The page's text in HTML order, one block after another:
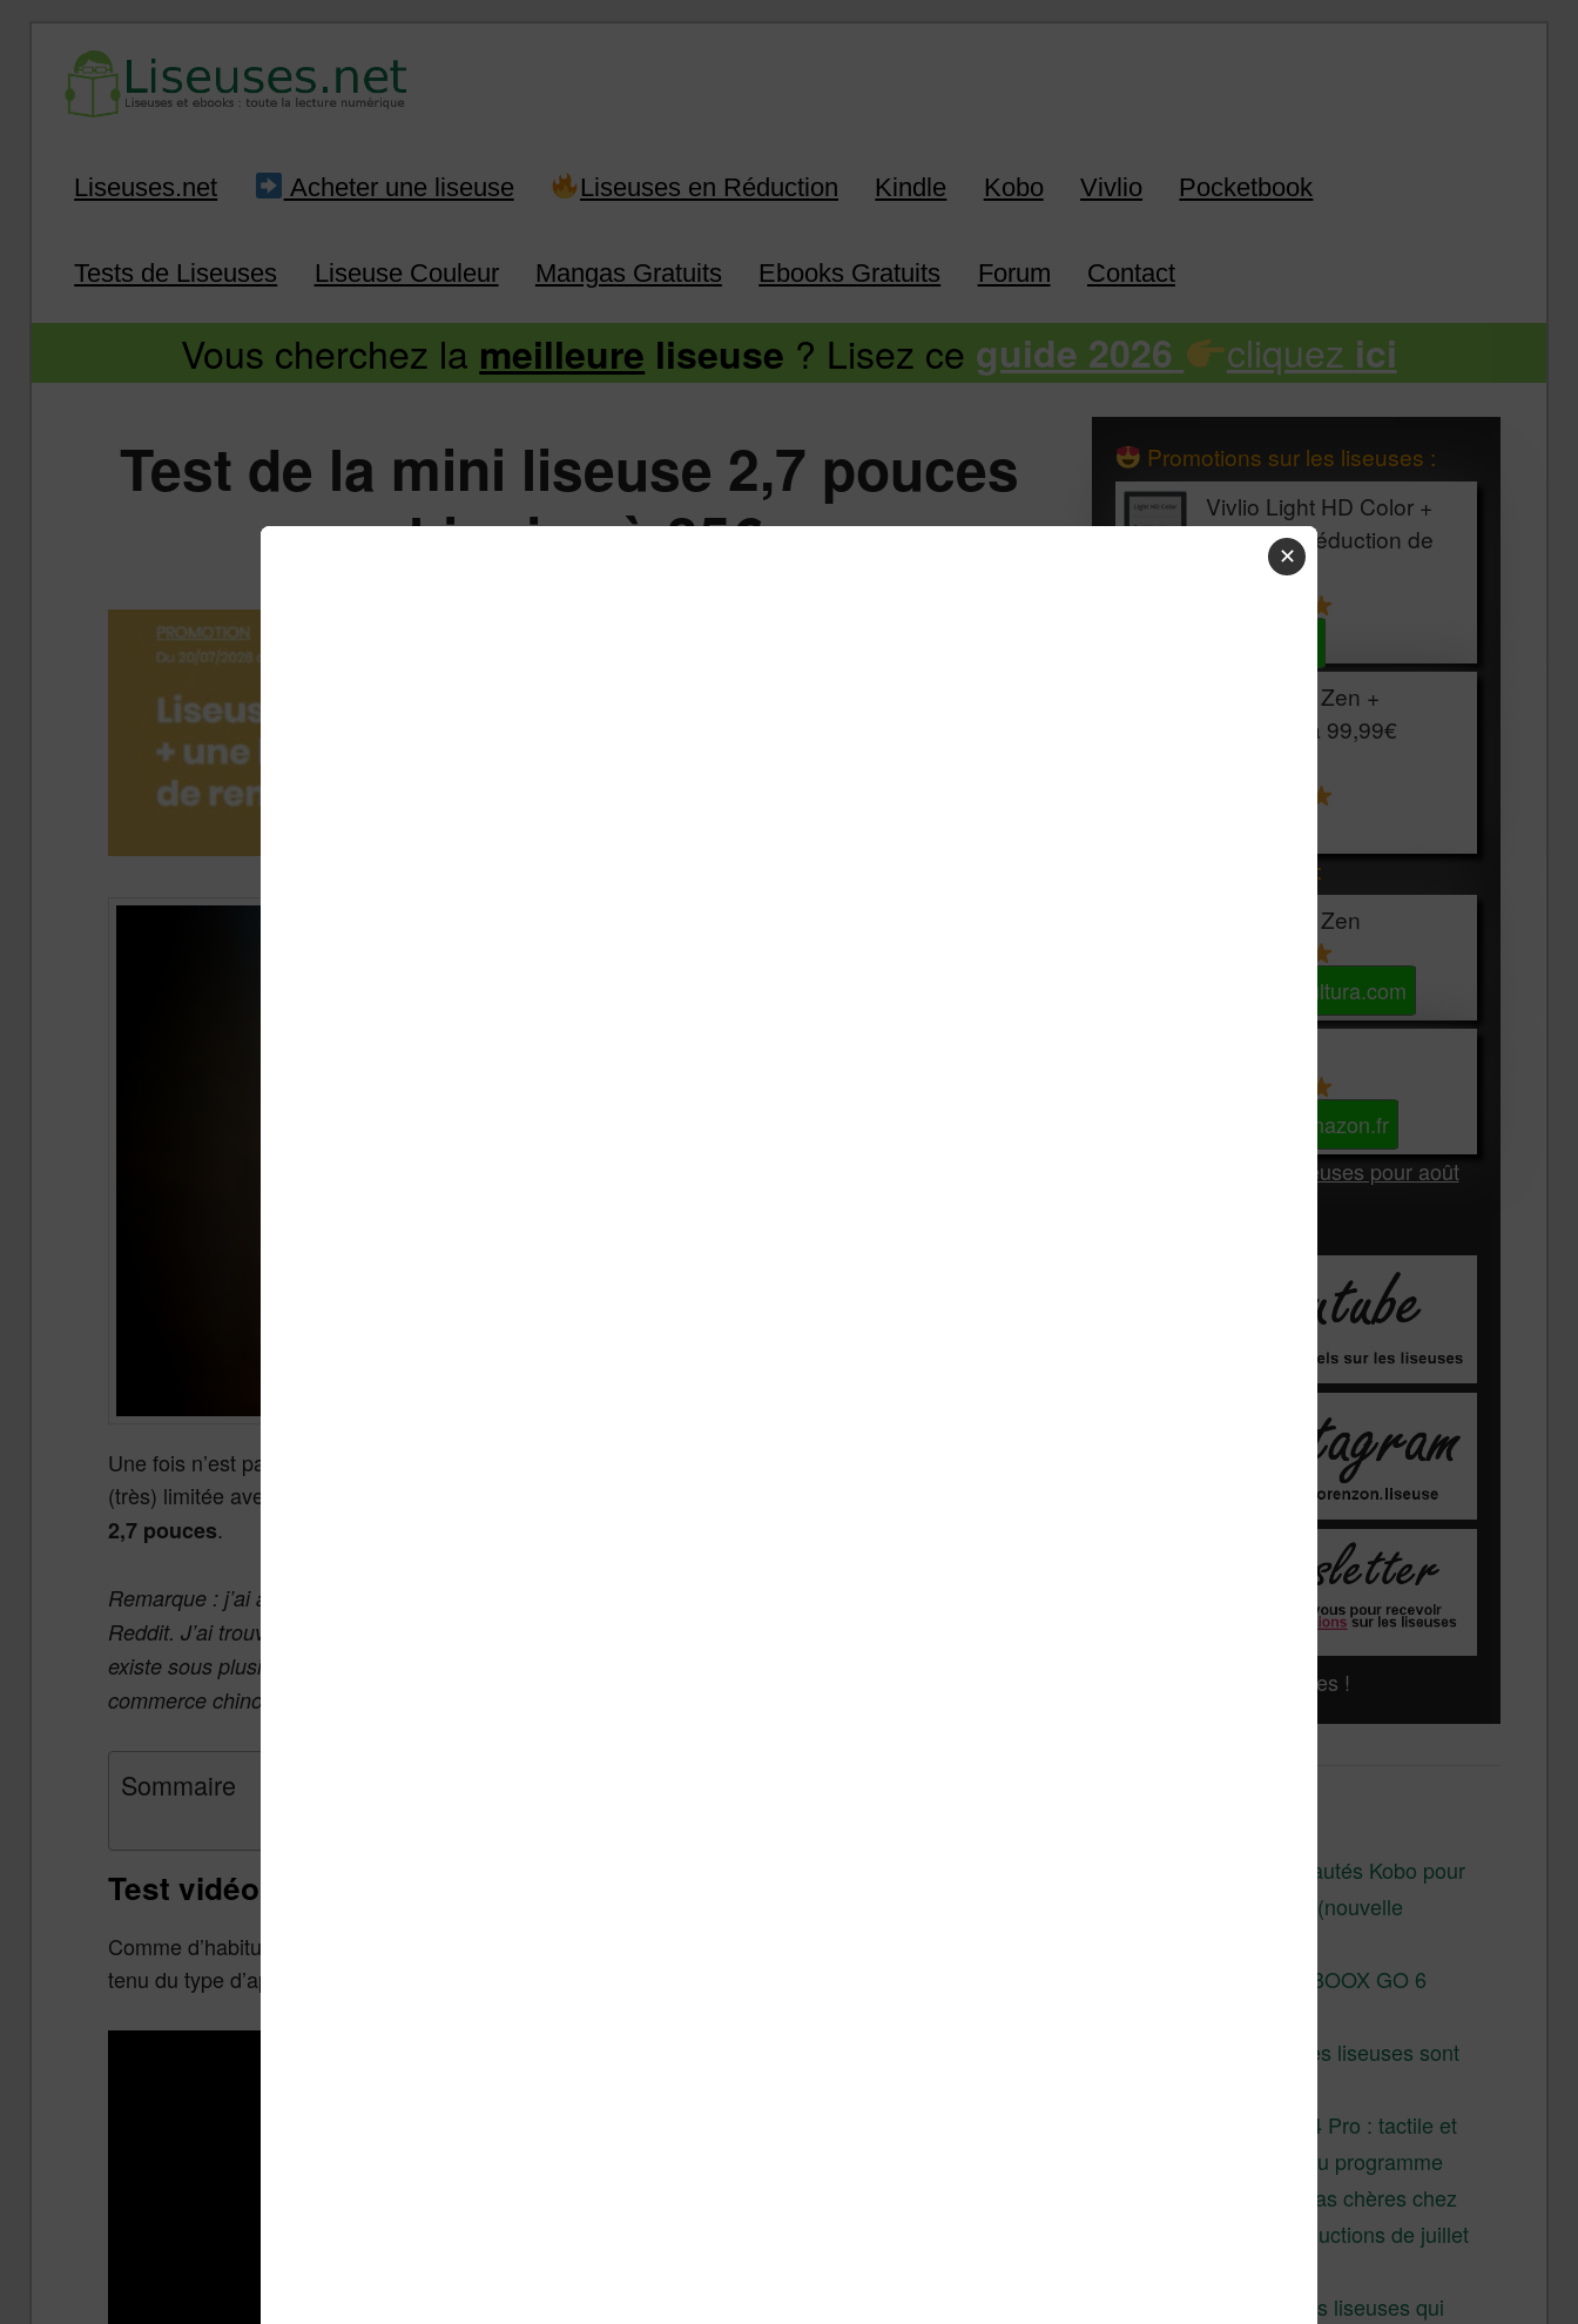
Infos sur les liseuses Kindle, Kobo, Vivlio, Pocketbook
Liseuses.net Acheter une liseuse Liseuses en Réduction Kindle Kobo Vivlio Pocketbook
Tests de Liseuses Liseuse Couleur Mangas Gratuits Ebooks Gratuits Forum Contact
Vous cherchez la meilleure liseuse ? Lisez ce guide 2026 cliquez ici
Test de la mini liseuse 2,7 pouces
chinoise à 35€
Une fois n’est pas coutume, je vous propose un test d’une machine adorable, minuscule mais
(très) limitée avec cette
2,7 pouces.
Remarque : j’ai acheté cette liseuse sur Ali Express après l’avoir découverte sur un forum du site
Reddit. J’ai trouvé cette machine amusante et je me la suis offerte pour vous faire ce test.
existe sous plusieurs noms, vous devriez la retrouver facilement sur les sites de ventes e-
commerce chinois.
Sommaire
Test vidéo
Comme d’habitude, vous trouverez ici mon test en vidéo pour voir cette liseuse en action. Compte
tenu du type d’appareil amusant le ton est assez décontracté :
Promotions sur les liseuses :
Vivlio Light HD Color +
HOUSSE réduction de
Vivlio Light Zen +
HOUSSE à 99,99€
Les accessibles :
Vivlio Light Zen
Voir sur Cultura.com
Voir sur Amazon.fr
Les Meilleures liseuses pour août
Liseuses pas chères !
Les nouveautés Kobo pour
la fin 2026 (nouvelle
Test de la BOOX GO 6
Pourquoi les liseuses sont
XTEINK X4 Pro : tactile et
éclairage au programme
Liseuses pas chères chez
Vivlio – réductions de juillet
3 anciennes liseuses qui
✕